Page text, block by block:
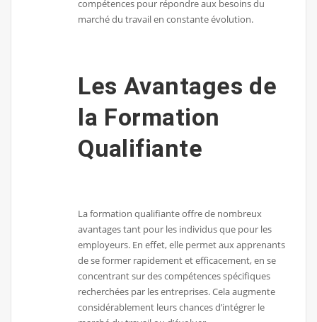
compétences pour répondre aux besoins du
marché du travail en constante évolution.
Les Avantages de
la Formation
Qualifiante
La formation qualifiante offre de nombreux
avantages tant pour les individus que pour les
employeurs. En effet, elle permet aux apprenants
de se former rapidement et efficacement, en se
concentrant sur des compétences spécifiques
recherchées par les entreprises. Cela augmente
considérablement leurs chances d’intégrer le